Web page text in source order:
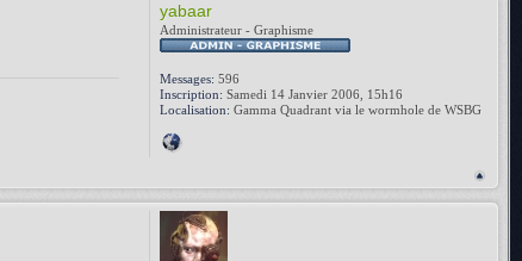
yabaar
Administrateur - Graphisme
Messages: 596
Inscription: Samedi 14 Janvier 2006, 15h16
Localisation: Gamma Quadrant via le wormhole de WSBG